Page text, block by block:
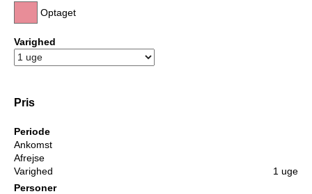
Optaget
Varighed
Pris
Periode
Ankomst
Afrejse
Varighed
1 uge
Personer